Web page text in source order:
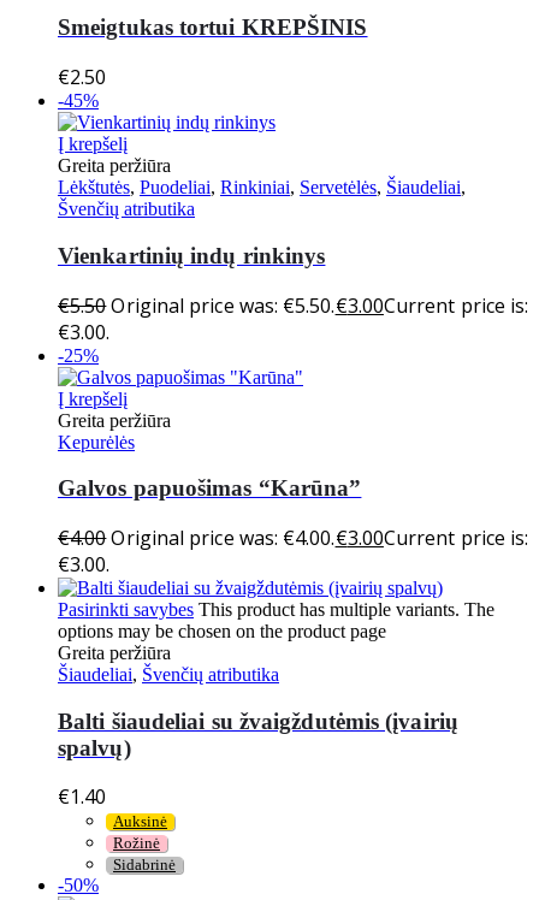
Smeigtukas tortui KREPŠINIS
€2.50
-45%
Į krepšelį
Greita peržiūra
Lėkštutės, Puodeliai, Rinkiniai, Servetėlės, Šiaudeliai,
Švenčių atributika
Vienkartinių indų rinkinys
€5.50Original price was: €5.50.€3.00Current price is:
€3.00.
-25%
Į krepšelį
Greita peržiūra
Kepurėlės
Galvos papuošimas “Karūna”
€4.00Original price was: €4.00.€3.00Current price is:
€3.00.
Pasirinkti savybes This product has multiple variants. The
options may be chosen on the product page
Greita peržiūra
Šiaudeliai, Švenčių atributika
Balti šiaudeliai su žvaigždutėmis (įvairių
spalvų)
€1.40
Auksinė
Rožinė
Sidabrinė
-50%